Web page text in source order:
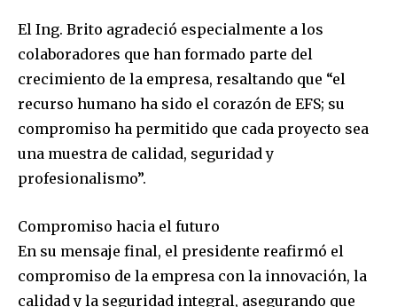
El Ing. Brito agradeció especialmente a los
colaboradores que han formado parte del
crecimiento de la empresa, resaltando que “el
recurso humano ha sido el corazón de EFS; su
compromiso ha permitido que cada proyecto sea
una muestra de calidad, seguridad y
profesionalismo”.
Compromiso hacia el futuro
En su mensaje final, el presidente reafirmó el
compromiso de la empresa con la innovación, la
calidad y la seguridad integral, asegurando que